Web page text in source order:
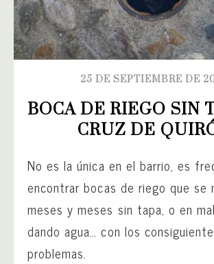
25 DE SEPTIEMBRE DE
BOCA DE RIEGO SIN
CRUZ DE
No es la única en el barrio, es
encontrar bocas de riego que se
meses y meses sin tapa, o en
dando agua… con los
problemas.